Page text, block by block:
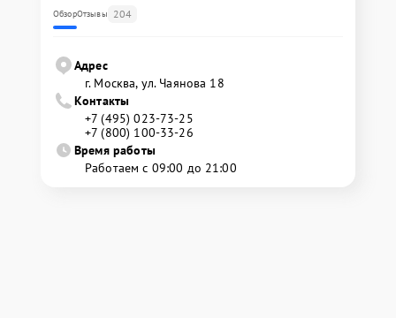
ОбзорОтзывы 204
Адрес
г. Москва, ул. Чаянова 18
Контакты
+7 (495) 023-73-25
+7 (800) 100-33-26
Время работы
Работаем с 09:00 до 21:00